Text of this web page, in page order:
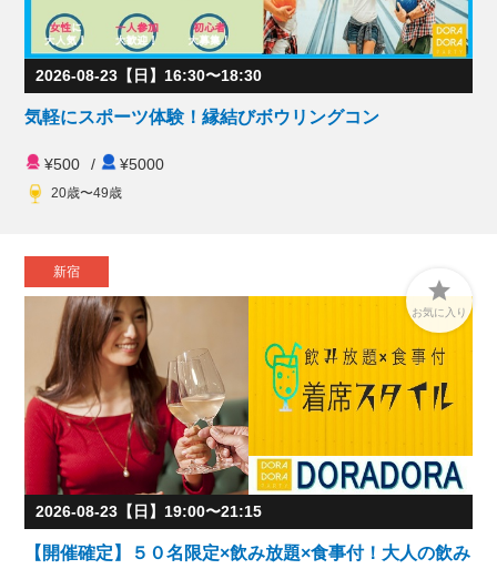
2026-08-23【日】16:30〜18:30
気軽にスポーツ体験！縁結びボウリングコン
¥500 / ¥5000
20歳〜49歳
新宿

お気に入り
2026-08-23【日】19:00〜21:15
【開催確定】５０名限定×飲み放題×食事付！大人の飲み